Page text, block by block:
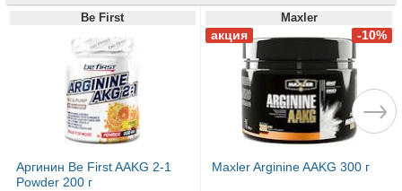
Be First
Аргинин Be First AAKG 2-1
Powder 200 г
Maxler
Maxler Arginine AAKG 300 г